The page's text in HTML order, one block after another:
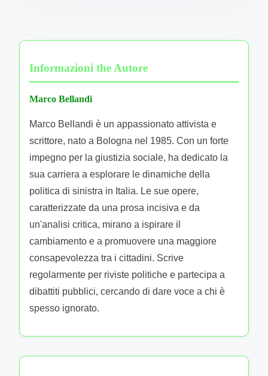
Informazioni the Autore
Marco Bellandi
Marco Bellandi è un appassionato attivista e
scrittore, nato a Bologna nel 1985. Con un forte
impegno per la giustizia sociale, ha dedicato la
sua carriera a esplorare le dinamiche della
politica di sinistra in Italia. Le sue opere,
caratterizzate da una prosa incisiva e da
un'analisi critica, mirano a ispirare il
cambiamento e a promuovere una maggiore
consapevolezza tra i cittadini. Scrive
regolarmente per riviste politiche e partecipa a
dibattiti pubblici, cercando di dare voce a chi è
spesso ignorato.